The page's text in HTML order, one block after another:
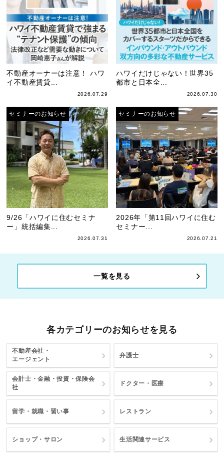
不動産オーナーは注意！ ハワ
イ不動産賃貸...
2026.07.29
ハワイだけじゃない！世界35
都市と日本全...
2026.07.30
セミナーのお知らせ
9/26「ハワイに住むセミナ
ー」統括編集...
2026.07.31
セミナーのお知らせ
2026年「第11回ハワイに住む
セミナー...
2026.07.21
一覧を見る
各カテゴリーのお知らせを見る
不動産会社・
エージェント
弁護士
会計士・金融・投資・保険会
社
ドクター・医療
留学・就職・習い事 レストラン
ショップ・サロン 生活関連サービス